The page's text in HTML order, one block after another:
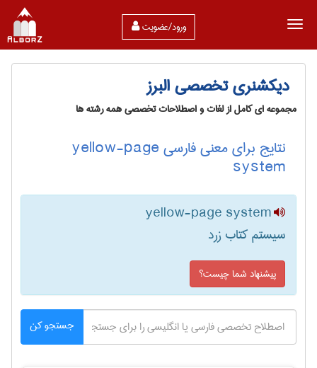
ورود/عضویت
دیکشنری تخصصی البرز
مجموعه ای کامل از لغات و اصطلاحات تخصصی همه رشته ها
نتایج برای معنی فارسی yellow-page
system
yellow-page system
سیستم کتاب زرد
پیشنهاد شما چیست؟
جستجو کن